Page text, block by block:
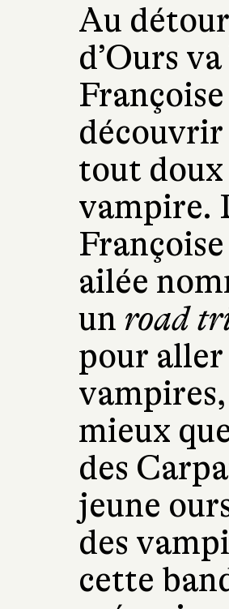
Au
d’Ours
découvrir
tout doux
vampire.
Françoise
ailée
un road
pour
mieux
des
jeune
des
cette